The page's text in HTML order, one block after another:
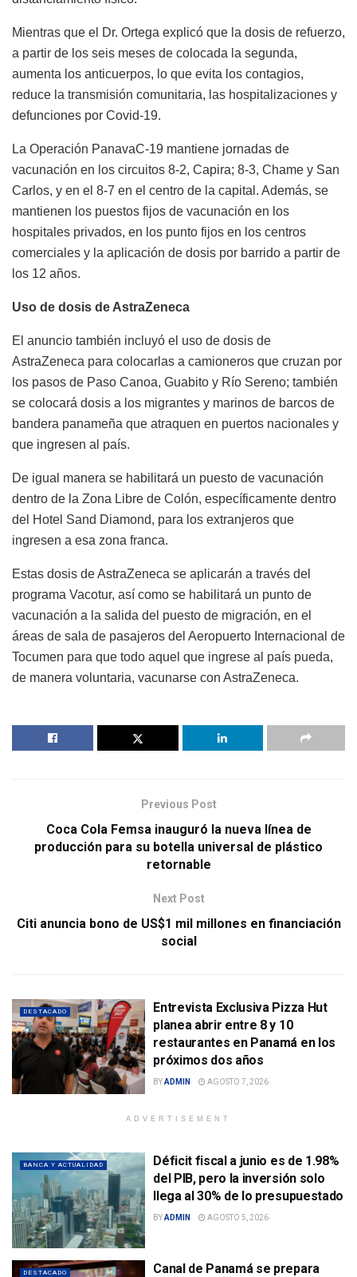
Mientras que el Dr. Ortega explicó que la dosis de refuerzo,
a partir de los seis meses de colocada la segunda,
aumenta los anticuerpos, lo que evita los contagios,
reduce la transmisión comunitaria, las hospitalizaciones y
defunciones por Covid-19.
La Operación PanavaC-19 mantiene jornadas de
vacunación en los circuitos 8-2, Capira; 8-3, Chame y San
Carlos, y en el 8-7 en el centro de la capital. Además, se
mantienen los puestos fijos de vacunación en los
hospitales privados, en los punto fijos en los centros
comerciales y la aplicación de dosis por barrido a partir de
los 12 años.
Uso de dosis de AstraZeneca
El anuncio también incluyó el uso de dosis de
AstraZeneca para colocarlas a camioneros que cruzan por
los pasos de Paso Canoa, Guabito y Río Sereno; también
se colocará dosis a los migrantes y marinos de barcos de
bandera panameña que atraquen en puertos nacionales y
que ingresen al país.
De igual manera se habilitará un puesto de vacunación
dentro de la Zona Libre de Colón, específicamente dentro
del Hotel Sand Diamond, para los extranjeros que
ingresen a esa zona franca.
Estas dosis de AstraZeneca se aplicarán a través del
programa Vacotur, así como se habilitará un punto de
vacunación a la salida del puesto de migración, en el
áreas de sala de pasajeros del Aeropuerto Internacional de
Tocumen para que todo aquel que ingrese al país pueda,
de manera voluntaria, vacunarse con AstraZeneca.
Previous Post
Coca Cola Femsa inauguró la nueva línea de
producción para su botella universal de plástico
retornable
Next Post
Citi anuncia bono de US$1 mil millones en financiación
social
DESTACADO
Entrevista Exclusiva Pizza Hut
planea abrir entre 8 y 10
restaurantes en Panamá en los
próximos dos años
BYADMIN AGOSTO 7, 2026
ADVERTISEMENT
BANCA Y ACTUALIDAD
Déficit fiscal a junio es de 1.98%
del PIB, pero la inversión solo
llega al 30% de lo presupuestado
BYADMIN AGOSTO 5, 2026
DESTACADO
Canal de Panamá se prepara